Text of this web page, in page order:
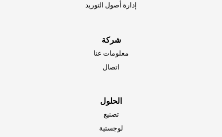
إدارة أصول التوريد
شركة
معلومات عنا
اتصال
الحلول
تصنيع
لوجستية